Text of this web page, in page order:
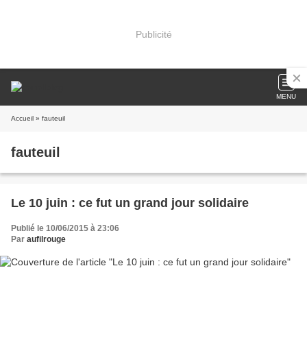
Publicité
MENU
Accueil » fauteuil
fauteuil
Le 10 juin : ce fut un grand jour solidaire
Publié le 10/06/2015 à 23:06
Par aufilrouge